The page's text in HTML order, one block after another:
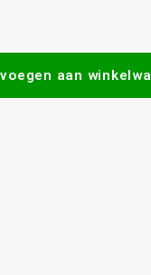
aan